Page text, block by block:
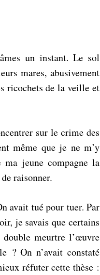
un instant. Le sol
mares, abusivement
ricochets de la veille et
sur le crime des
même que je ne m’y
jeune compagne la
raisonner.
avait tué pour tuer. Par
je savais que certains
double meurtre l’œuvre
? On n’avait constaté
réfuter cette thèse :